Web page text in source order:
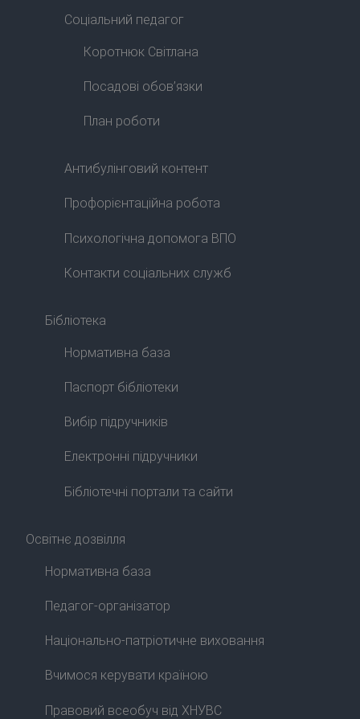
Соціальний педагог
Коротнюк Світлана
Посадові обов’язки
План роботи
Антибулінговий контент
Профорієнтаційна робота
Психологічна допомога ВПО
Контакти соціальних служб
Бібліотека
Нормативна база
Паспорт бібліотеки
Вибір підручників
Електронні підручники
Бібліотечні портали та сайти
Освітнє дозвілля
Нормативна база
Педагог-організатор
Національно-патріотичне виховання
Вчимося керувати країною
Правовий всеобуч від ХНУВС